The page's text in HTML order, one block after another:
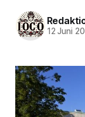
12 Juni